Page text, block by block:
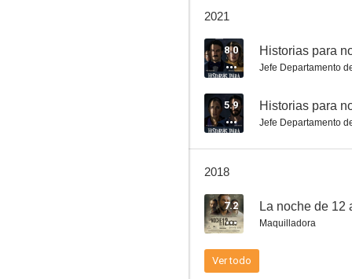
6.0
2021
8.0 Historias para
Jefe Departamento
5.9 Historias para
Jefe Departamento
2018
7.2 La noche de 12
Maquilladora
Ver todo